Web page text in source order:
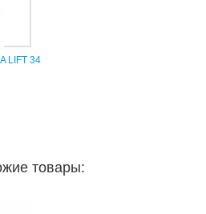
LIFT 34
товары: